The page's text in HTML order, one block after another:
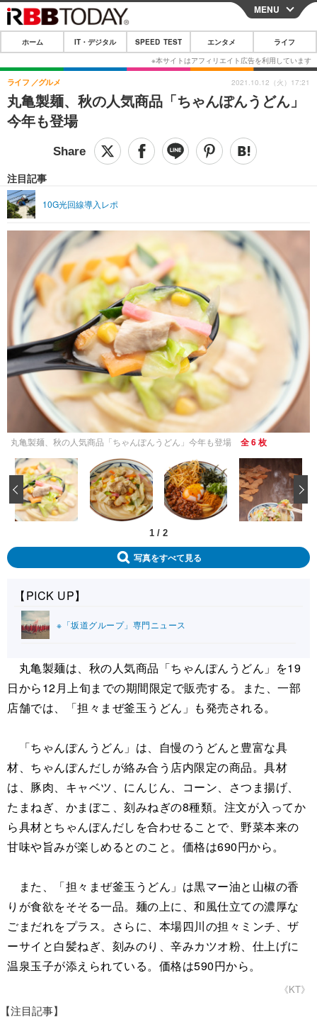
CLOSE
ホーム
IT・デジタル
IT・デジタルTOP スマートフォン
ショッピング その他
SPEED TEST
エンタメTOP 映画・ドラマ
グラビア ブログ
ショッピング その他
ライフTOP
その他
リリース一覧
プッシュ通知の停止方法
MENU
ホーム IT・デジタル SPEED TEST エンタメ ライフ
丸亀製麺、秋の人気商品「ちゃんぽんうどん」
今年も登場
ライフ グルメ
注目記事
10G光回線導入レポ
2021.10.12（火）17:21
丸亀製麺、秋の人気商品「ちゃんぽんうどん」今年も登場 全 6 枚
1 / 2
‹
写真をすべて見る
【PICK UP】
※「坂道グループ」専門ニュース
丸亀製麺は、秋の人気商品「ちゃんぽんうどん」を19
日から12月上旬までの期間限定で販売する。また、一部
店舗では、「担々まぜ釜玉うどん」も発売される。
「ちゃんぽんうどん」は、自慢のうどんと豊富な具
材、ちゃんぽんだしが絡み合う店内限定の商品。具材
は、豚肉、キャベツ、にんじん、コーン、さつま揚げ、
たまねぎ、かまぼこ、刻みねぎの8種類。注文が入ってか
ら具材とちゃんぽんだしを合わせることで、野菜本来の
甘味や旨みが楽しめるとのこと。価格は690円から。
また、「担々まぜ釜玉うどん」は黒マー油と山椒の香
りが食欲をそそる一品。麺の上に、和風仕立ての濃厚な
ごまだれをプラス。さらに、本場四川の担々ミンチ、ザ
ーサイと白髪ねぎ、刻みのり、辛みカツオ粉、仕上げに
温泉玉子が添えられている。価格は590円から。
《KT》
【注目記事】